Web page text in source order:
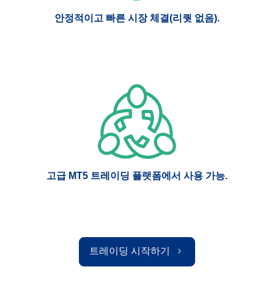
안정적이고 빠른 시장 체결(리퀏 없음).
고급 MT5 트레이딩 플랫폼에서 사용 가능.
트레이딩 시작하기